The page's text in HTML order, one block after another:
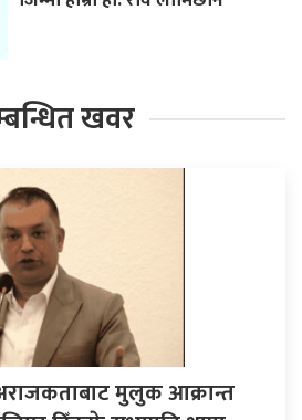
खवर
मुलुक आक्रान्त